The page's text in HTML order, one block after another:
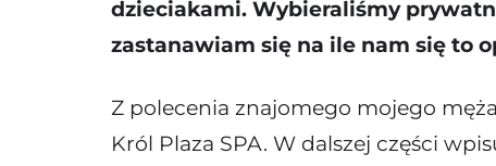
dzieciakami. Wybieraliśmy
zastanawiam się na ile nam się to
Z polecenia znajomego mojego
Król Plaza SPA. W dalszej części